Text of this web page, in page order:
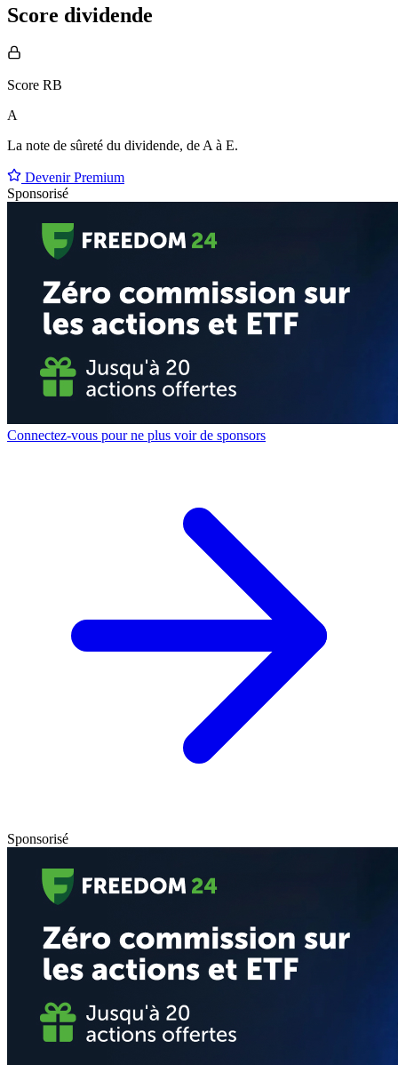
Score dividende
Score RB
A
La note de sûreté du dividende, de A à E.
Devenir Premium
Sponsorisé
Connectez-vous pour ne plus voir de sponsors
Sponsorisé